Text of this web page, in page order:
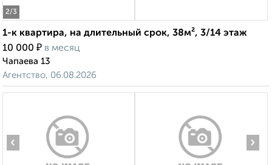
2/3
1-к квартира, на длительный срок, 38м², 3/14 этаж
10 000 ₽ в месяц
Чапаева 13
Агентство, 06.08.2026
‹ ›